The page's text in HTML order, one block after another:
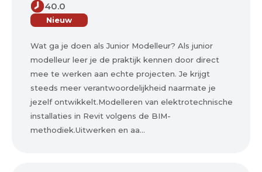
40.0
Nieuw
Wat ga je doen als Junior Modelleur? Als junior
modelleur leer je de praktijk kennen door direct
mee te werken aan echte projecten. Je krijgt
steeds meer verantwoordelijkheid naarmate je
jezelf ontwikkelt.Modelleren van elektrotechnische
installaties in Revit volgens de BIM-
methodiek.Uitwerken en aa...